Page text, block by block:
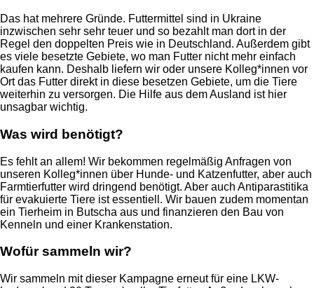
Das hat mehrere Gründe. Futtermittel sind in Ukraine
inzwischen sehr sehr teuer und so bezahlt man dort in der
Regel den doppelten Preis wie in Deutschland. Außerdem gibt
es viele besetzte Gebiete, wo man Futter nicht mehr einfach
kaufen kann. Deshalb liefern wir oder unsere Kolleg*innen vor
Ort das Futter direkt in diese besetzen Gebiete, um die Tiere
weiterhin zu versorgen. Die Hilfe aus dem Ausland ist hier
unsagbar wichtig.
Was wird benötigt?
Es fehlt an allem! Wir bekommen regelmäßig Anfragen von
unseren Kolleg*innen über Hunde- und Katzenfutter, aber auch
Farmtierfutter wird dringend benötigt. Aber auch Antiparastitika
für evakuierte Tiere ist essentiell. Wir bauen zudem momentan
ein Tierheim in Butscha aus und finanzieren den Bau von
Kenneln und einer Krankenstation.
Wofür sammeln wir?
Wir sammeln mit dieser Kampagne erneut für eine LKW-